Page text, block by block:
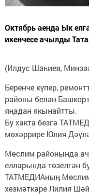
Октябрь аенда Ык
икенчесе ачылды
(Илдус Шаһиев,
Беренче күпер,
районы белән
яңадан якынайтты.
Бу хакта безгә
мөхәррире Юлия
Мөслим районында
елларында төзелгән
ТАТМЕДИАның
хезмәткәре Лилия